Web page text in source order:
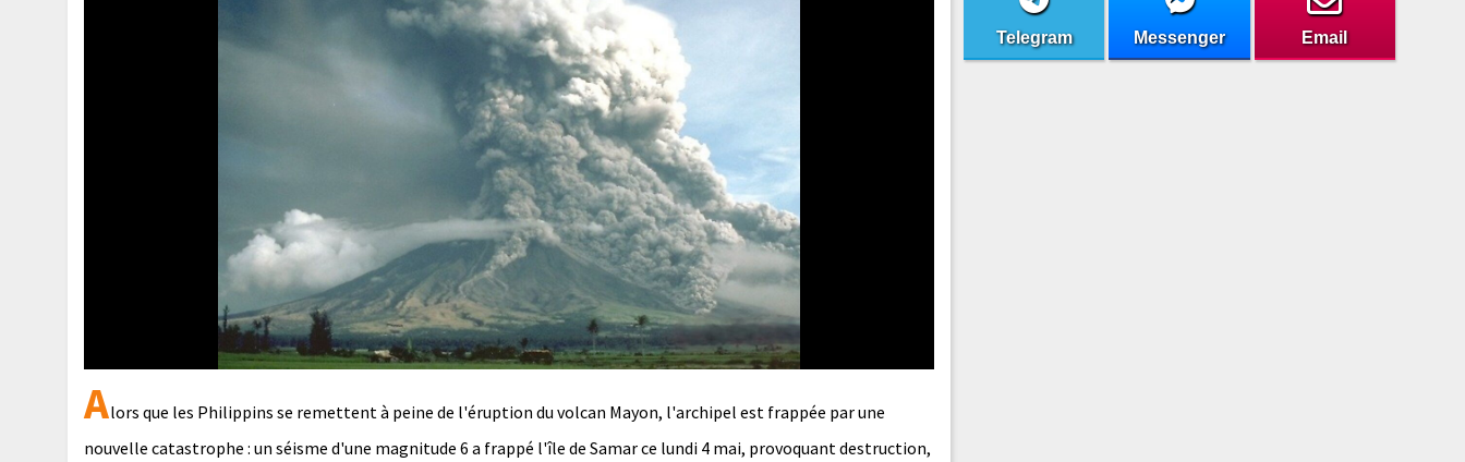
Alors que les Philippins se remettent à peine de l'éruption du volcan Mayon, l'archipel est frappée par une
nouvelle catastrophe : un séisme d'une magnitude 6 a frappé l'île de Samar ce lundi 4 mai, provoquant destruction,
Telegram Messenger Email